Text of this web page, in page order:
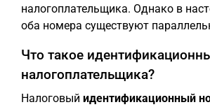
налогоплательщика. Однако в
оба номера существуют
Что такое
налогоплательщика?
Налоговый идентификационный